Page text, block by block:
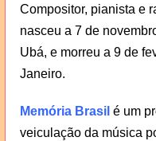
Compositor, pianista e
nasceu a 7 de
Ubá, e morreu a 9 de
Janeiro.
Memória Brasil é um
veiculação da música